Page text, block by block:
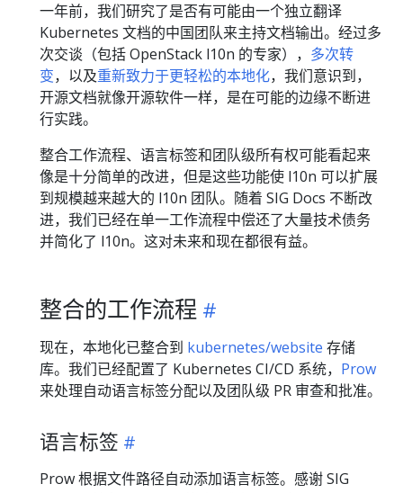
一年前，我们研究了是否有可能由一个独立翻译
Kubernetes 文档的中国团队来主持文档输出。经过多
次交谈（包括 OpenStack l10n 的专家）， 多次转
变，以及重新致力于更轻松的本地化，我们意识到，
开源文档就像开源软件一样，是在可能的边缘不断进
行实践。
整合工作流程、语言标签和团队级所有权可能看起来
像是十分简单的改进，但是这些功能使 l10n 可以扩展
到规模越来越大的 l10n 团队。随着 SIG Docs 不断改
进，我们已经在单一工作流程中偿还了大量技术债务
并简化了 l10n。这对未来和现在都很有益。
整合的工作流程
现在，本地化已整合到 kubernetes/website 存储
库。我们已经配置了 Kubernetes CI/CD 系统， Prow
来处理自动语言标签分配以及团队级 PR 审查和批准。
语言标签
Prow 根据文件路径自动添加语言标签。感谢 SIG